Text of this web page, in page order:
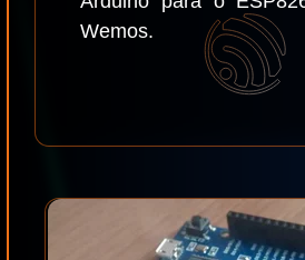
Wemos.